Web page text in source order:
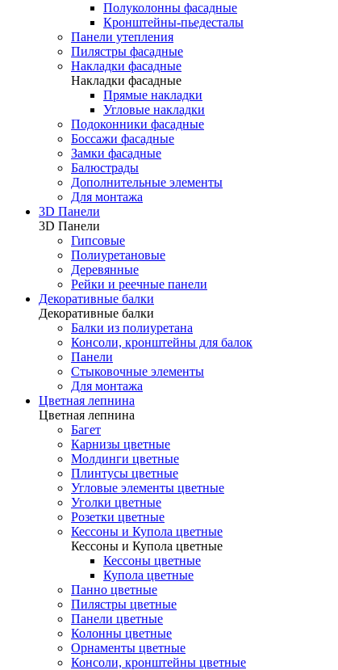
Полуколонны фасадные
Кронштейны-пьедесталы
Панели утепления
Пилястры фасадные
Накладки фасадные
Накладки фасадные
Прямые накладки
Угловые накладки
Подоконники фасадные
Боссажи фасадные
Замки фасадные
Балюстрады
Дополнительные элементы
Для монтажа
3D Панели
3D Панели
Гипсовые
Полиуретановые
Деревянные
Рейки и реечные панели
Декоративные балки
Декоративные балки
Балки из полиуретана
Консоли, кронштейны для балок
Панели
Стыковочные элементы
Для монтажа
Цветная лепнина
Цветная лепнина
Багет
Карнизы цветные
Молдинги цветные
Плинтусы цветные
Угловые элементы цветные
Уголки цветные
Розетки цветные
Кессоны и Купола цветные
Кессоны и Купола цветные
Кессоны цветные
Купола цветные
Панно цветные
Пилястры цветные
Панели цветные
Колонны цветные
Орнаменты цветные
Консоли, кронштейны цветные